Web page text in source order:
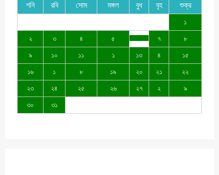
শনি রবি সোম মঙ্গল বুধ বৃহ শুক্র
১
২ ৩ ৪ ৫ ৭ ৮
৯ ১০ ১১ ১ ১৩ ৪ ১৫
১৬ ১ ৮ ১৯ ২০ ২১ ২২
২৩ ২৪ ২৫ ২৬ ২৭ ২ ৯
৩০ ৩১